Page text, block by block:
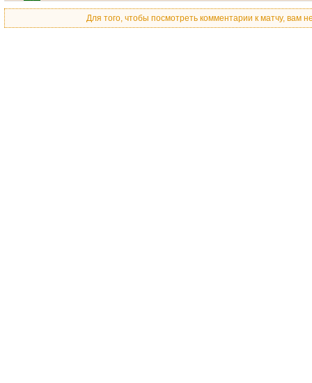
Для того, чтобы посмотреть комментарии к матчу, вам